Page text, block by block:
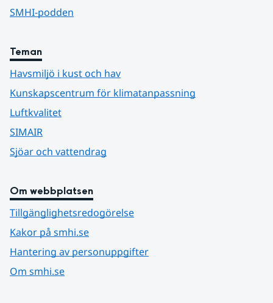
SMHI-podden
Teman
Havsmiljö i kust och hav
Kunskapscentrum för klimatanpassning
Luftkvalitet
SIMAIR
Sjöar och vattendrag
Om webbplatsen
Tillgänglighetsredogörelse
Kakor på smhi.se
Hantering av personuppgifter
Om smhi.se